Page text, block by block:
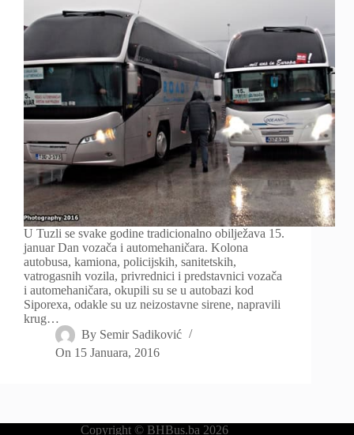
U Tuzli se svake godine tradicionalno obilježava 15.
januar Dan vozača i automehaničara. Kolona
autobusa, kamiona, policijskih, sanitetskih,
vatrogasnih vozila, privrednici i predstavnici vozača
i automehaničara, okupili su se u autobazi kod
Siporexa, odakle su uz neizostavne sirene, napravili
krug…
By Semir Sadiković
On 15 Januara, 2016
Copyright © BHBus.ba 2026